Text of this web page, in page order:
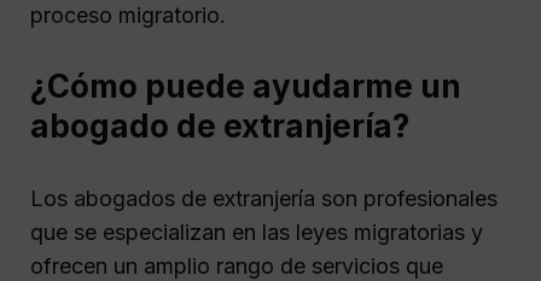
proceso migratorio.
¿Cómo puede ayudarme un
abogado de extranjería?
Los abogados de extranjería son profesionales
que se especializan en las leyes migratorias y
ofrecen un amplio rango de servicios que